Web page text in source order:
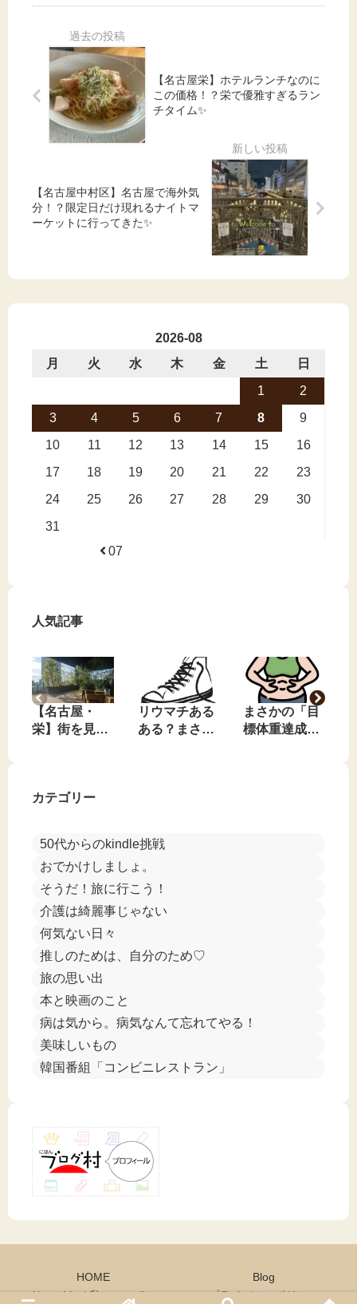
ちょ
り泣
る。
『ト
イ・
5』
を観
てき
は大人
作！
【名古屋栄】ホテルランチなのに
この価格！？栄で優雅すぎるラン
チタイム✨
【名古屋中村区】名古屋で海外気
分！？限定日だけ現れるナイトマ
ーケットに行ってきた✨
2026-08
月
火 水 木 金 土
日
1
2
3
4 5 6 7 8
9
10
11 12 13 14 15
16
17
18 19 20 21 22
23
24
25 26 27 28 29
30
31
07
人気記事
【名古屋・
栄】街を見下
ト
リウマチある
ある？まさか
まさかの「目
標体重達成」
カテゴリー
50代からのkindle挑戦
おでかけしましょ。
そうだ！旅に行こう！
介護は綺麗事じゃない
何気ない日々
推しのためは、自分のため♡
旅の思い出
本と映画のこと
病は気から。病気なんて忘れてやる！
美味しいもの
韓国番組「コンビニレストラン」
HOME
Blog
About Me ( 私について）
プライバシーポリシー